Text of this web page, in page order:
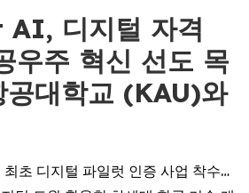
디지털 자격
우주 혁신 선도 목
공대학교 (KAU)와
초 디지털 파일럿 인증 사업 착수…